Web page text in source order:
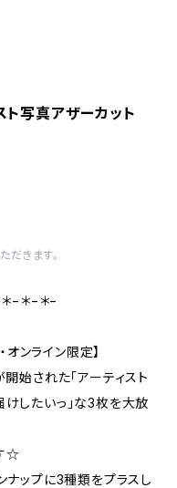
ト写真アザーカット
きます。
−＊−＊−
オンライン限定】
始された「アーティスト
したいっ」な3枚を大放
☆
ナップに3種類をプラスし